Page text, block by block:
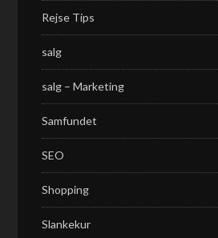
Rejse Tips
salg
salg – Marketing
Samfundet
SEO
Shopping
Slankekur